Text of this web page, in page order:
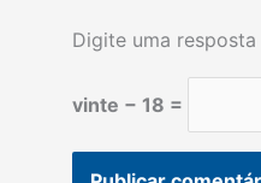
Digite uma resposta
vinte − 18 =